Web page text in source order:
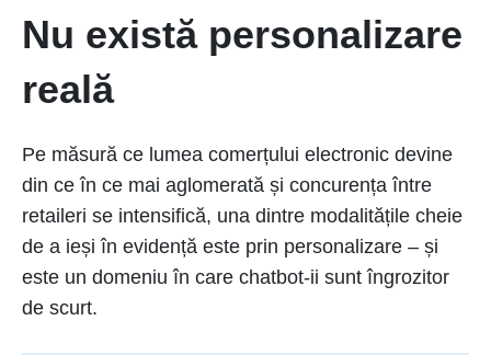
Nu există personalizare
reală
Pe măsură ce lumea comerțului electronic devine
din ce în ce mai aglomerată și concurența între
retaileri se intensifică, una dintre modalitățile cheie
de a ieși în evidență este prin personalizare – și
este un domeniu în care chatbot-ii sunt îngrozitor
de scurt.